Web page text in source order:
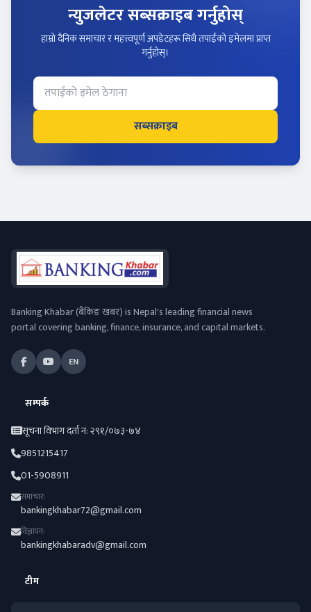
न्युजलेटर सब्सक्राइब गर्नुहोस्
हाम्रो दैनिक समाचार र महत्त्वपूर्ण अपडेटहरू सिधै तपाईंको इमेलमा प्राप्त
गर्नुहोस्।
सब्सक्राइब
Banking Khabar (बैंकिङ खबर) is Nepal's leading financial news
portal covering banking, finance, insurance, and capital markets.
EN
सम्पर्क
सूचना विभाग दर्ता नं: २९१/०७३-७४
9851215417
01-5908911
समाचार:
bankingkhabar72@gmail.com
विज्ञापन:
bankingkhabaradv@gmail.com
टीम